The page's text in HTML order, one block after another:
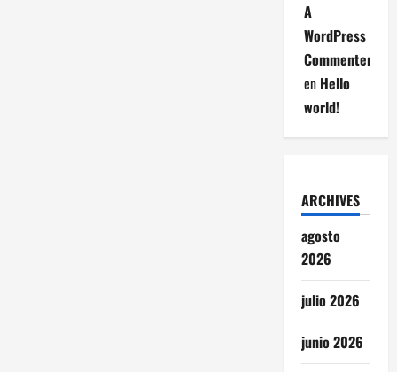
A
WordPress
Commenter
en Hello
world!
ARCHIVES
agosto
2026
julio 2026
junio 2026